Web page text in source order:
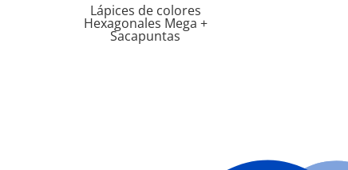
Lápices de colores
Hexagonales Mega +
Sacapuntas